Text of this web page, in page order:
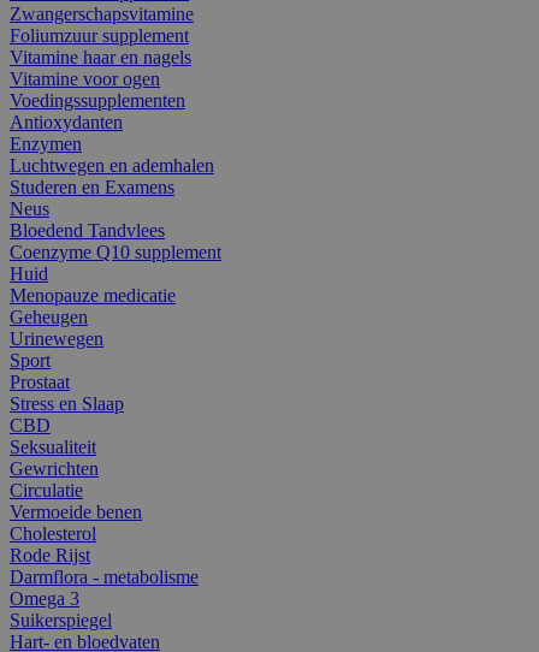
Zwangerschapsvitamine
Foliumzuur supplement
Vitamine haar en nagels
Vitamine voor ogen
Voedingssupplementen
Antioxydanten
Enzymen
Luchtwegen en ademhalen
Studeren en Examens
Neus
Bloedend Tandvlees
Coenzyme Q10 supplement
Huid
Menopauze medicatie
Geheugen
Urinewegen
Sport
Prostaat
Stress en Slaap
CBD
Seksualiteit
Gewrichten
Circulatie
Vermoeide benen
Cholesterol
Rode Rijst
Darmflora - metabolisme
Omega 3
Suikerspiegel
Hart- en bloedvaten